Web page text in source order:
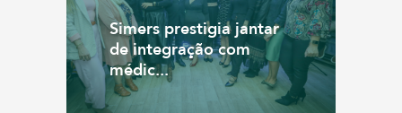
Simers prestigia jantar
de integração com
médic...